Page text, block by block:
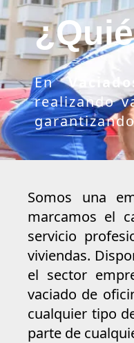
Ir
al
contenido
En
realizando
Somos una
marcamos el
servicio
viviendas.
el sector
vaciado de
cualquier tipo
parte de